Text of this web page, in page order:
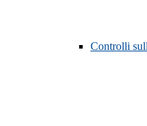
Controlli